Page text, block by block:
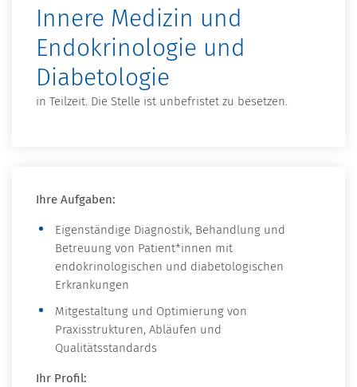
Innere Medizin und
Endokrinologie und
Diabetologie
in Teilzeit. Die Stelle ist unbefristet zu besetzen.
Ihre Aufgaben:
Eigenständige Diagnostik, Behandlung und
Betreuung von Patient*innen mit
endokrinologischen und diabetologischen
Erkrankungen
Mitgestaltung und Optimierung von
Praxisstrukturen, Abläufen und
Qualitätsstandards
Ihr Profil: